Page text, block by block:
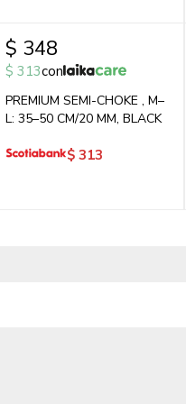
$ 348
$ 313con
PREMIUM SEMI-CHOKE , M–
L: 35–50 CM/20 MM, BLACK
$ 313